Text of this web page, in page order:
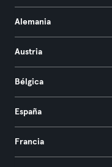
Alemania
Austria
Bélgica
España
Francia